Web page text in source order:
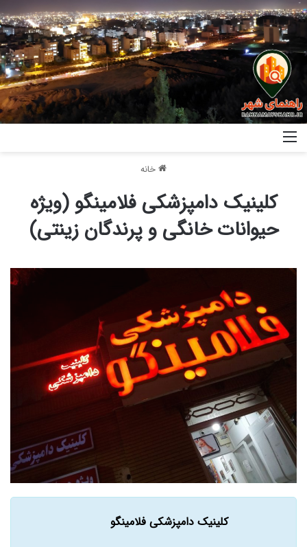
خانه
کلینیک دامپزشکی فلامینگو (ویژه
حیوانات خانگی و پرندگان زینتی)
کلینیک دامپزشکی فلامینگو